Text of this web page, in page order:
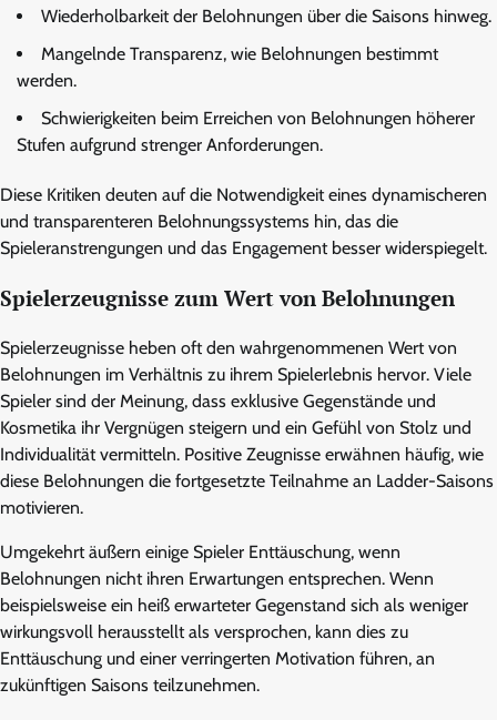
Wiederholbarkeit der Belohnungen über die Saisons hinweg.
Mangelnde Transparenz, wie Belohnungen bestimmt
werden.
Schwierigkeiten beim Erreichen von Belohnungen höherer
Stufen aufgrund strenger Anforderungen.
Diese Kritiken deuten auf die Notwendigkeit eines dynamischeren
und transparenteren Belohnungssystems hin, das die
Spieleranstrengungen und das Engagement besser widerspiegelt.
Spielerzeugnisse zum Wert von Belohnungen
Spielerzeugnisse heben oft den wahrgenommenen Wert von
Belohnungen im Verhältnis zu ihrem Spielerlebnis hervor. Viele
Spieler sind der Meinung, dass exklusive Gegenstände und
Kosmetika ihr Vergnügen steigern und ein Gefühl von Stolz und
Individualität vermitteln. Positive Zeugnisse erwähnen häufig, wie
diese Belohnungen die fortgesetzte Teilnahme an Ladder-Saisons
motivieren.
Umgekehrt äußern einige Spieler Enttäuschung, wenn
Belohnungen nicht ihren Erwartungen entsprechen. Wenn
beispielsweise ein heiß erwarteter Gegenstand sich als weniger
wirkungsvoll herausstellt als versprochen, kann dies zu
Enttäuschung und einer verringerten Motivation führen, an
zukünftigen Saisons teilzunehmen.